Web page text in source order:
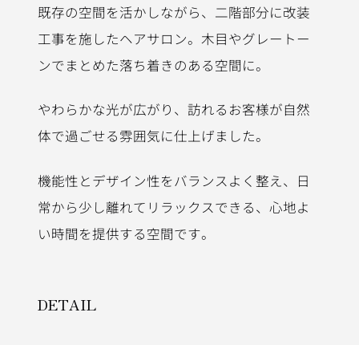
既存の空間を活かしながら、二階部分に改装
工事を施したヘアサロン。木目やグレートー
ンでまとめた落ち着きのある空間に。
やわらかな光が広がり、訪れるお客様が自然
体で過ごせる雰囲気に仕上げました。
機能性とデザイン性をバランスよく整え、日
常から少し離れてリラックスできる、心地よ
い時間を提供する空間です。
施工内容詳細